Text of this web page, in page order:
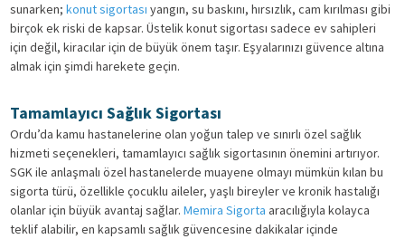
sunarken; konut sigortası yangın, su baskını, hırsızlık, cam kırılması gibi
birçok ek riski de kapsar. Üstelik konut sigortası sadece ev sahipleri
için değil, kiracılar için de büyük önem taşır. Eşyalarınızı güvence altına
almak için şimdi harekete geçin.
Tamamlayıcı Sağlık Sigortası
Ordu’da kamu hastanelerine olan yoğun talep ve sınırlı özel sağlık
hizmeti seçenekleri, tamamlayıcı sağlık sigortasının önemini artırıyor.
SGK ile anlaşmalı özel hastanelerde muayene olmayı mümkün kılan bu
sigorta türü, özellikle çocuklu aileler, yaşlı bireyler ve kronik hastalığı
olanlar için büyük avantaj sağlar. Memira Sigorta aracılığıyla kolayca
teklif alabilir, en kapsamlı sağlık güvencesine dakikalar içinde